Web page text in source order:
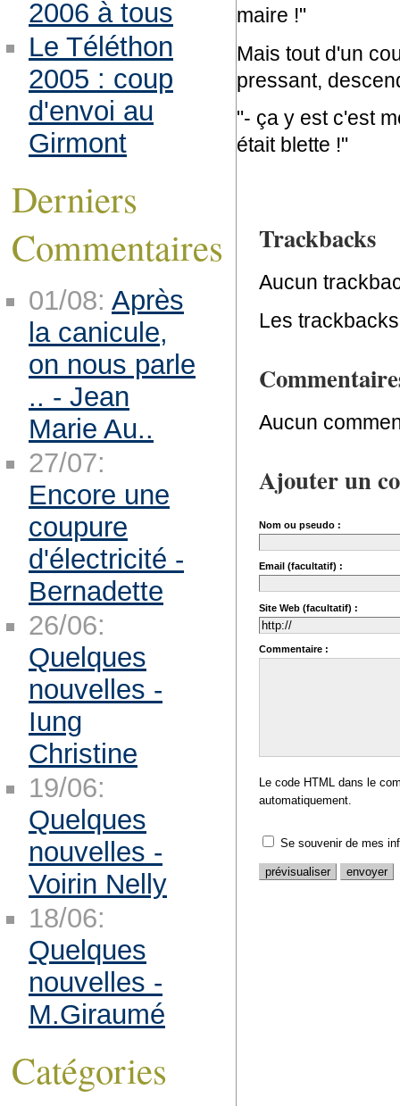
maire !"
Mais tout d'un
pressant,
"- ça y est c'est
était blette !"
Trackbacks
Aucun
Les
Aucun
Ajouter un
Nom ou pseudo :
Email (facultatif) :
Site Web (facultatif) :
Commentaire :
Le code HTML dans le
automatiquement.
Se souvenir de mes
2006 à tous
Le Téléthon
2005 : coup
d'envoi au
Girmont
Derniers
Commentaires
01/08: Après
la canicule,
on nous parle
.. - Jean
Marie Au..
27/07:
Encore une
coupure
d'électricité -
Bernadette
26/06:
Quelques
nouvelles -
Iung
Christine
19/06:
Quelques
nouvelles -
Voirin Nelly
18/06:
Quelques
nouvelles -
M.Giraumé
Catégories